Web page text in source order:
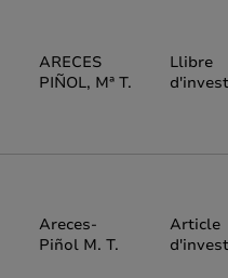
ARECES
PIÑOL, Mª T.
Llibre
Areces-
Piñol M. T.
Article